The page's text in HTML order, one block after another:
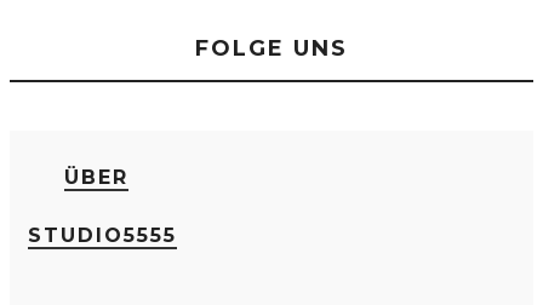
FOLGE UNS
ÜBER
STUDIO5555